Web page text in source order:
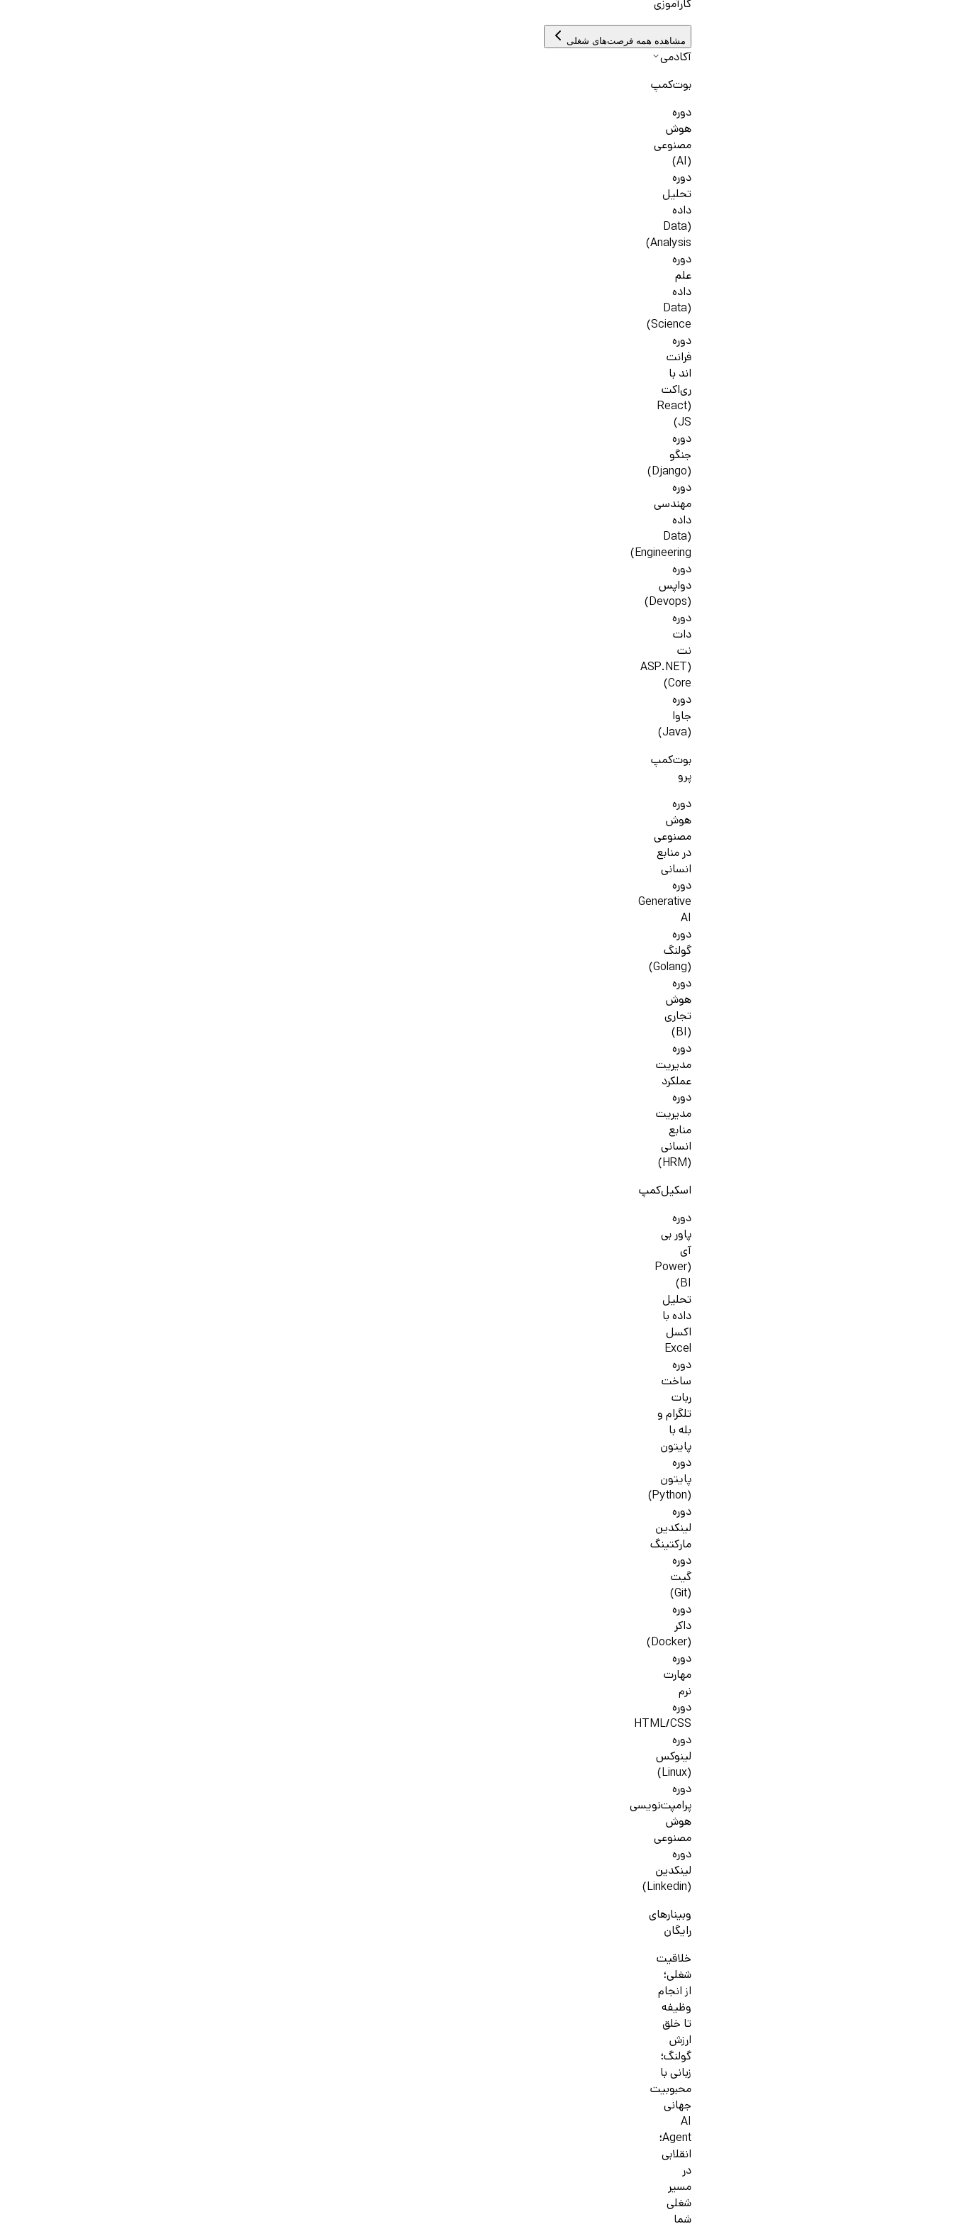
کارآموزی
مشاهده همه فرصت‌های شغلی
آکادمی
بوت‌کمپ
دوره
هوش
مصنوعی
(AI)
دوره
تحلیل
داده
(Data
Analysis)
دوره
علم
داده
(Data
Science)
دوره
فرانت
اند با
ری‌اکت
(React
JS)
دوره
جنگو
(Django)
دوره
مهندسی
داده
(Data
Engineering)
دوره
دواپس
(Devops)
دوره
دات
نت
(ASP.NET
Core)
دوره
جاوا
(Java)
بوت‌کمپ
پرو
دوره
هوش
مصنوعی
در منابع
انسانی
دوره
Generative
AI
دوره
گولنگ
(Golang)
دوره
هوش
تجاری
(BI)
دوره
مدیریت
عملکرد
دوره
مدیریت
منابع
انسانی
(HRM)
اسکیل‌کمپ
دوره
پاور بی
آی
(Power
BI)
تحلیل
داده با
اکسل
Excel
دوره
ساخت
ربات
تلگرام و
بله با
پایتون
دوره
پایتون
(Python)
دوره
لینکدین
مارکتینگ
دوره
گیت
(Git)
دوره
داکر
(Docker)
دوره
مهارت
نرم
دوره
HTML/CSS
دوره
لینوکس
(Linux)
دوره
پرامپت‌نویسی
هوش
مصنوعی
دوره
لینکدین
(Linkedin)
وبینارهای
رایگان
خلاقیت
شغلی؛
از انجام
وظیفه
تا خلق
ارزش
گولنگ؛
زبانی با
محبوبیت
جهانی
AI
Agent؛
انقلابی
در
مسیر
شغلی